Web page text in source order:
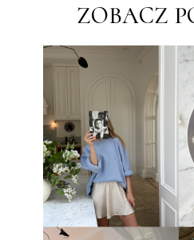
ZOBACZ